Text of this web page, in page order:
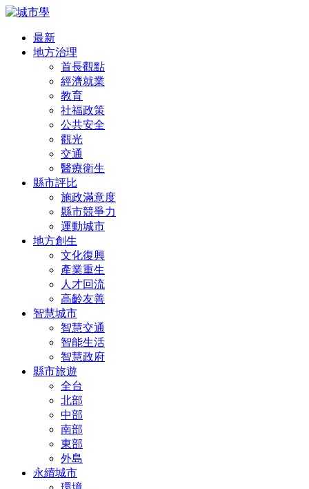
最新
地方治理
首長觀點
經濟就業
教育
社福政策
公共安全
觀光
交通
醫療衛生
縣市評比
施政滿意度
縣市競爭力
運動城市
地方創生
文化復興
產業重生
人才回流
高齡友善
智慧城市
智慧交通
智能生活
智慧政府
縣市旅遊
全台
北部
中部
南部
東部
外島
永續城市